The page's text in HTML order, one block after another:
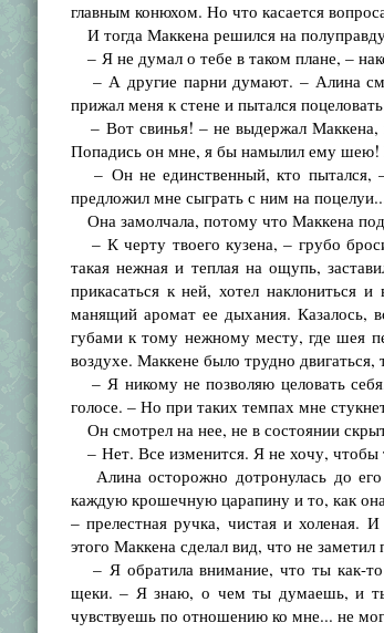
главным конюхом. Но что касается
И тогда Маккена решился на
– Я не думал о тебе в таком плане, –
– А другие парни думают. – Алина
прижал меня к стене и пытался
– Вот свинья! – не выдержал Маккена,
Попадись он мне, я бы намылил ему шею!
– Он не единственный, кто пытался,
предложил мне сыграть с ним на
Она замолчала, потому что Маккена
– К черту твоего кузена, – грубо
такая нежная и теплая на ощупь,
прикасаться к ней, хотел наклониться
манящий аромат ее дыхания. Казалось,
губами к тому нежному месту, где шея
воздухе. Маккене было трудно
– Я никому не позволяю целовать
голосе. – Но при таких темпах мне
Он смотрел на нее, не в состоянии
– Нет. Все изменится. Я не хочу, чтобы
Алина осторожно дотронулась до
каждую крошечную царапину и то, как
– прелестная ручка, чистая и холеная.
этого Маккена сделал вид, что не заметил
– Я обратила внимание, что ты как-то
щеки. – Я знаю, о чем ты думаешь, и
чувствуешь по отношению ко мне... не